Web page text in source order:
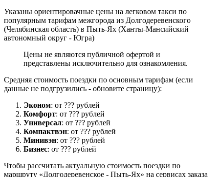
Указаны ориентировачные цены на легковом такси по
популярным тарифам межгорода из Долгодеревенского
(Челябинская область) в Пыть-Ях (Ханты-Мансийский
автономный округ - Югра)
Цены не являются публичной офертой и
представлены исключительно для ознакомления.
Средняя стоимость поездки по основным тарифам (если
данные не подгрузились - обновите страницу):
Эконом: от ??? рублей
Комфорт: от ??? рублей
Универсал: от ??? рублей
Компактвэн: от ??? рублей
Минивэн: от ??? рублей
Бизнес: от ??? рублей
Чтобы рассчитать актуальную стоимость поездки по
маршруту «Долгодеревенское - Пыть-Ях» на сервисах заказа